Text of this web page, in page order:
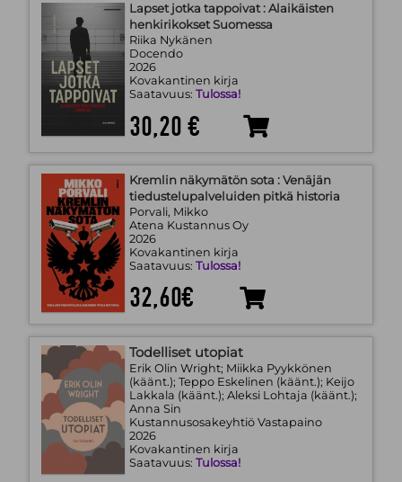
Lapset jotka tappoivat : Alaikäisten
henkirikokset Suomessa
Riika Nykänen
Docendo
2026
Kovakantinen kirja
Saatavuus: Tulossa!
30,20 €
Kremlin näkymätön sota : Venäjän
tiedustelupalveluiden pitkä historia
Porvali, Mikko
Atena Kustannus Oy
2026
Kovakantinen kirja
Saatavuus: Tulossa!
32,60€
Todelliset utopiat
Erik Olin Wright; Miikka Pyykkönen
(käänt.); Teppo Eskelinen (käänt.); Keijo
Lakkala (käänt.); Aleksi Lohtaja (käänt.);
Anna Sin
Kustannusosakeyhtiö Vastapaino
2026
Kovakantinen kirja
Saatavuus: Tulossa!